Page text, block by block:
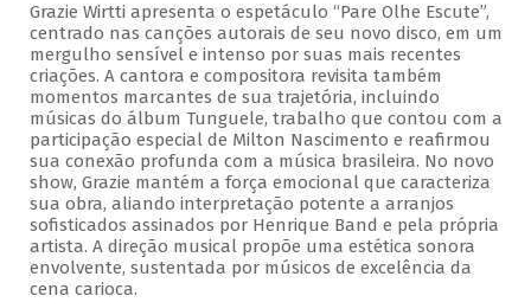
Grazie Wirtti apresenta o espetáculo “Pare Olhe Escute”,
centrado nas canções autorais de seu novo disco, em um
mergulho sensível e intenso por suas mais recentes
criações. A cantora e compositora revisita também
momentos marcantes de sua trajetória, incluindo
músicas do álbum Tunguele, trabalho que contou com a
participação especial de Milton Nascimento e reafirmou
sua conexão profunda com a música brasileira. No novo
show, Grazie mantém a força emocional que caracteriza
sua obra, aliando interpretação potente a arranjos
sofisticados assinados por Henrique Band e pela própria
artista. A direção musical propõe uma estética sonora
envolvente, sustentada por músicos de excelência da
cena carioca.